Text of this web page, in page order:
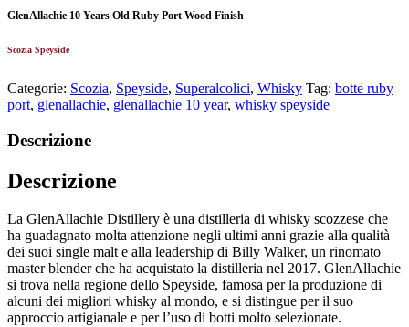
GlenAllachie 10 Years Old Ruby Port Wood Finish
Scozia Speyside
Categorie: Scozia, Speyside, Superalcolici, Whisky Tag: botte ruby
port, glenallachie, glenallachie 10 year, whisky speyside
Descrizione
Descrizione
La GlenAllachie Distillery è una distilleria di whisky scozzese che
ha guadagnato molta attenzione negli ultimi anni grazie alla qualità
dei suoi single malt e alla leadership di Billy Walker, un rinomato
master blender che ha acquistato la distilleria nel 2017. GlenAllachie
si trova nella regione dello Speyside, famosa per la produzione di
alcuni dei migliori whisky al mondo, e si distingue per il suo
approccio artigianale e per l’uso di botti molto selezionate.